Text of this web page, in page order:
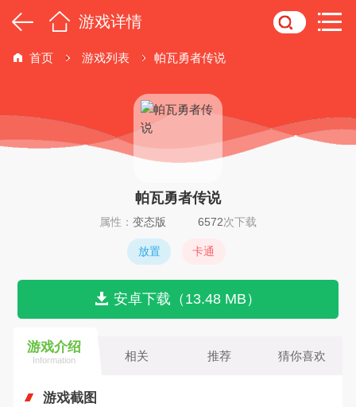
游戏详情
首页 游戏列表 帕瓦勇者传说
帕瓦勇者传说
属性： 变态版 6572次下载
放置 卡通
安卓下载（13.48 MB）
游戏介绍
Information 相关 推荐 猜你喜欢
游戏截图